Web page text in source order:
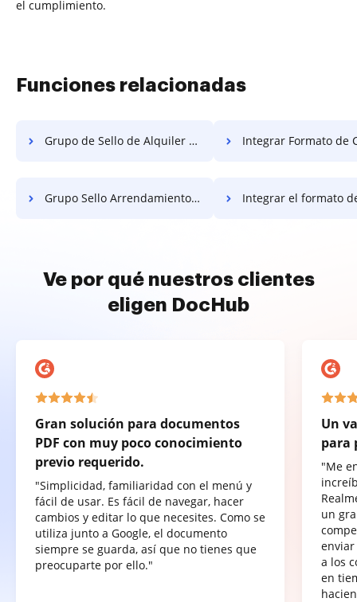
el cumplimiento.
Funciones relacionadas
Grupo de Sello de Alquiler Gratis Integrar Formato de Campo
Grupo Sello Arrendamiento Gratis Integrar el formato de campo necesario de
Ve por qué nuestros clientes
eligen DocHub
Gran solución para documentos
PDF con muy poco conocimiento
previo requerido.
"Simplicidad, familiaridad con el menú y
fácil de usar. Es fácil de navegar, hacer
cambios y editar lo que necesites. Como se
utiliza junto a Google, el documento
siempre se guarda, así que no tienes que
preocuparte por ello."
Un
para
"Me
un
a los
en